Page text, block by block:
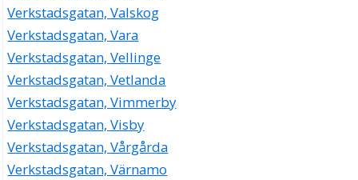
Verkstadsgatan, Valskog
Verkstadsgatan, Vara
Verkstadsgatan, Vellinge
Verkstadsgatan, Vetlanda
Verkstadsgatan, Vimmerby
Verkstadsgatan, Visby
Verkstadsgatan, Vårgårda
Verkstadsgatan, Värnamo